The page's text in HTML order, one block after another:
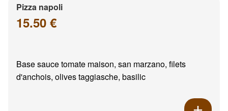
Pizza napoli
15.50 €
Base sauce tomate maison, san marzano, filets
d'anchois, olives taggiasche, basilic